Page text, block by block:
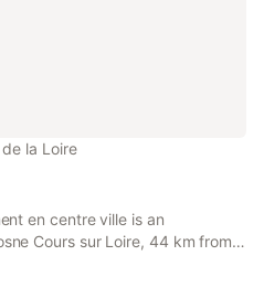
la Loire
en centre ville is an
Cours sur Loire, 44 km from
Castle of Saint Brisson.